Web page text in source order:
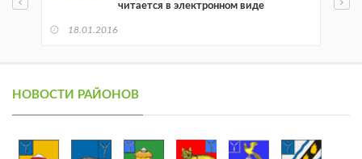
читается в электронном виде
18.01.2016
НОВОСТИ РАЙОНОВ